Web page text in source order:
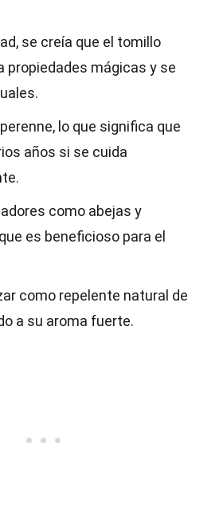
se creía que el tomillo
propiedades mágicas y se
lo que significa que
años si se cuida
como abejas y
es beneficioso para el
como repelente natural de
a su aroma fuerte.